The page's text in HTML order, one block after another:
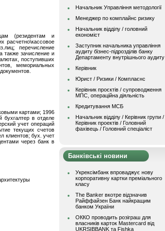
(резидентам и
расчетно\кассовое
перечисление
также зачисление и
поступивших
мемориальных
картами; 1996
бухгалтер в отделе
учет операций
текущих счетов
клиентов; бух. учет
через банк в
Начальник Управління методології
Менеджер по комплайнс ризику
Начальник відділу / головний
економіст
Заступник начальника управління
аудиту бізнес-підрозділів банку
Департаменту внутрішнього аудиту
Керівник
Юрист / Ризики / Комплаєнс
Керівник проєктів / супроводження
МПС, операційна діяльність
Кредитування МСБ
Начальник вiддiлу / Керівник групи /
Керівник проектів / Головний
фахівець / Головний спеціаліст
Банківські новини
Укрексімбанк впроваджує нову
корпоративну картки преміального
класу
The Banker вкотре відзначив
Райффайзен Банк найкращим
банком України
ОККО проводить розіграш для
власників карток Mastercard від
UKRSIBBANK та Fishka